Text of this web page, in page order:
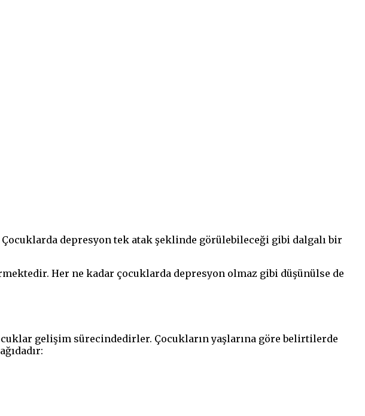
depresyon tek atak şeklinde görülebileceği gibi dalgalı bir
Her ne kadar çocuklarda depresyon olmaz gibi düşünülse de
gelişim sürecindedirler. Çocukların yaşlarına göre belirtilerde